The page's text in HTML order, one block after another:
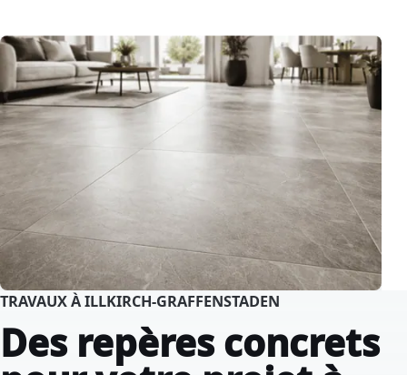
TRAVAUX À ILLKIRCH-GRAFFENSTADEN
Des repères concrets